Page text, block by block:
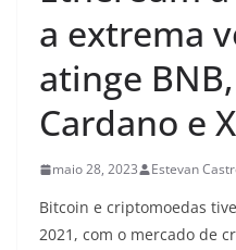
a extrema
atinge
Cardano e
maio 28, 2023 Estevan
Bitcoin e criptomoedas
2021, com o mercado de